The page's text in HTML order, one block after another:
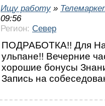
Ищу работу »
09:56
Регион: Север
ПОДРАБОТКА!! Для
ульпане!! Вечерние
хорошие бонусы
Запись на